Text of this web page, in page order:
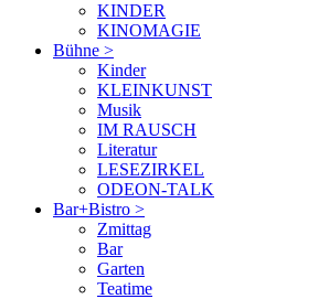
KINDER
KINOMAGIE
Bühne >
Kinder
KLEINKUNST
Musik
IM RAUSCH
Literatur
LESEZIRKEL
ODEON-TALK
Bar+Bistro >
Zmittag
Bar
Garten
Teatime